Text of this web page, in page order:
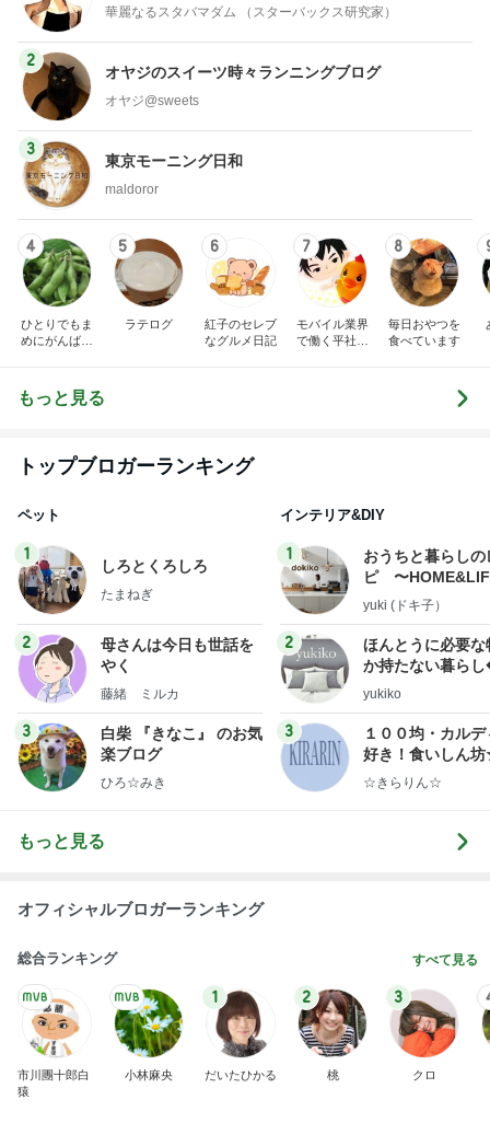
華麗なるスタバマダム （スターバックス研究家）
2
オヤジのスイーツ時々ランニングブログ
オヤジ@sweets
3
東京モーニング日和
maldoror
4
ひとりでもま
めにがんばる
5
ラテログ
6
紅子のセレブ
なグルメ日記
7
モバイル業界
で働く平社員
8
毎日おやつを
食べています
もっと見る
トップブロガーランキング
ペット
1
しろとくろしろ
たまねぎ
2
母さんは今日も世話を
やく
藤緒 ミルカ
3
白柴 『きなこ』 のお気
楽ブログ
ひろ☆みき
インテリア&DIY
1
おうちと暮らしの
ピ 〜
yuki (ドキ子）
2
ほんとうに必要な
か持たない暮ら
ep Life Simple◆
ンテリアのきろく
yukiko
3
１００均・カルデ
好き！食いしん
らりん☆のブログ
☆きらりん☆
もっと見る
オフィシャルブロガーランキング
総合ランキング すべて見る
市川團十郎白
猿
小林麻央
1
だいたひかる
2
桃
3
クロ